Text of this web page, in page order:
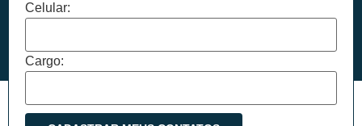
Celular:
Cargo: